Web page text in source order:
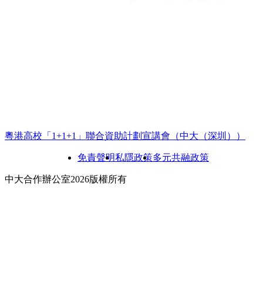
粵港高校「1+1+1」聯合資助計劃宣講會 （中大（深圳））
免責聲明私隱政策多元共融政策
中大合作辦公室2026版權所有